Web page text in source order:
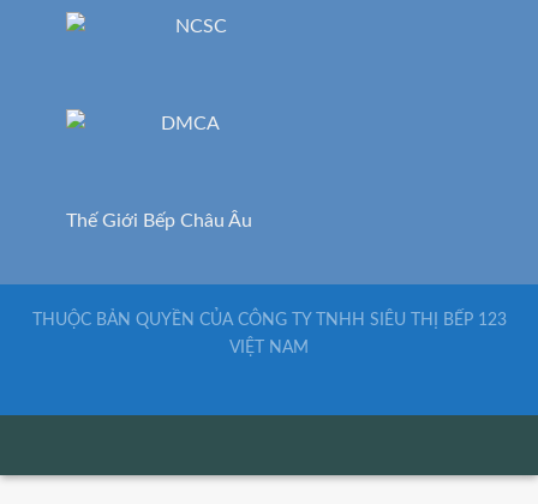
Thế Giới Bếp Châu Âu
THUỘC BẢN QUYỀN CỦA CÔNG TY TNHH SIÊU THỊ BẾP 123
VIỆT NAM